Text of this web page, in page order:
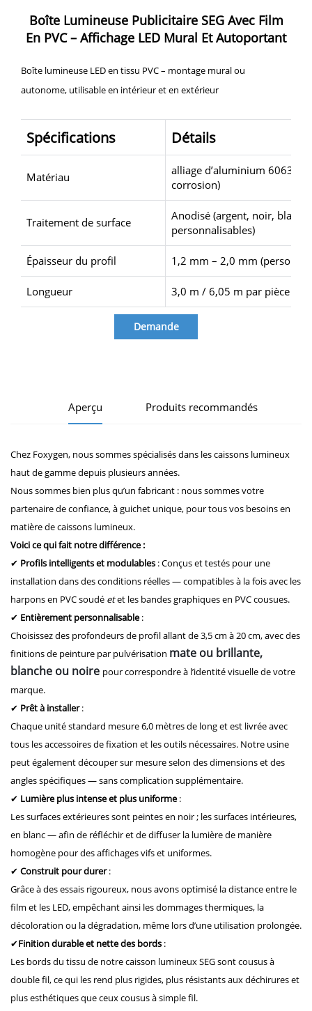
Boîte Lumineuse Publicitaire SEG Avec Film
En PVC – Affichage LED Mural Et Autoportant
Boîte lumineuse LED en tissu PVC – montage mural ou
autonome, utilisable en intérieur et en extérieur
Spécifications Détails
Matériau
alliage d’aluminium 6063
corrosion)
Traitement de surface
Anodisé (argent, noir, blanc)
personnalisables)
Épaisseur du profil 1,2 mm – 2,0 mm
Longueur 3,0 m / 6,05 m par pièce
Demande
Aperçu Produits recommandés
Chez Foxygen, nous sommes spécialisés dans les caissons lumineux
haut de gamme depuis plusieurs années.
Nous sommes bien plus qu’un fabricant : nous sommes votre
partenaire de confiance, à guichet unique, pour tous vos besoins en
matière de caissons lumineux.
Voici ce qui fait notre différence :
✔ Profils intelligents et modulables : Conçus et testés pour une
installation dans des conditions réelles — compatibles à la fois avec les
harpons en PVC soudé etet les bandes graphiques en PVC cousues.
✔ Entièrement personnalisable:
Choisissez des profondeurs de profil allant de 3,5 cm à 20 cm, avec des
finitions de peinture par pulvérisation mate ou brillante,
blanche ou noire pour correspondre à l’identité visuelle de votre
marque.
✔ Prêt à installer:
Chaque unité standard mesure 6,0 mètres de long et est livrée avec
tous les accessoires de fixation et les outils nécessaires. Notre usine
peut également découper sur mesure selon des dimensions et des
angles spécifiques — sans complication supplémentaire.
✔ Lumière plus intense et plus uniforme:
Les surfaces extérieures sont peintes en noir ; les surfaces intérieures,
en blanc — afin de réfléchir et de diffuser la lumière de manière
homogène pour des affichages vifs et uniformes.
✔ Construit pour durer:
Grâce à des essais rigoureux, nous avons optimisé la distance entre le
film et les LED, empêchant ainsi les dommages thermiques, la
décoloration ou la dégradation, même lors d’une utilisation prolongée.
✔Finition durable et nette des bords :
Les bords du tissu de notre caisson lumineux SEG sont cousus à
double fil, ce qui les rend plus rigides, plus résistants aux déchirures et
plus esthétiques que ceux cousus à simple fil.